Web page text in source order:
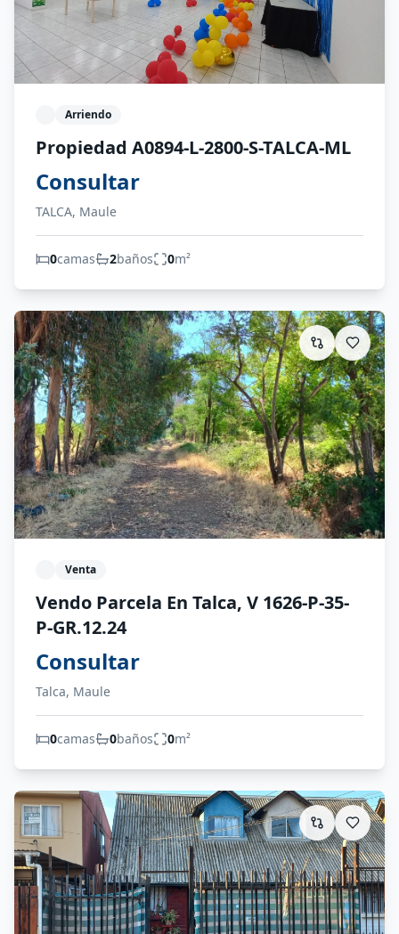
Arriendo
Propiedad A0894-L-2800-S-TALCA-ML
Consultar
TALCA, Maule
0camas 2baños 0m²
Venta
Vendo Parcela En Talca, V 1626-P-35-
P-GR.12.24
Consultar
Talca, Maule
0camas 0baños 0m²